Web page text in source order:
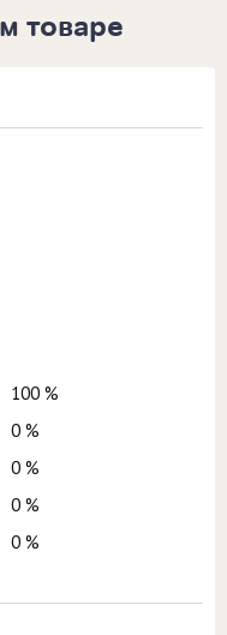
товаре
100 %
0 %
0 %
0 %
0 %